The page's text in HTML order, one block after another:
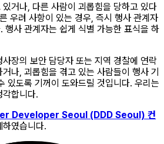
거나, 다른 사람이 괴롭힘을 당하고 있다
우려 사항이 있는 경우, 즉시 행사 관계자
행사 관계자는 쉽게 식별 가능한 표식을 하
장의 보안 담당자 또는 지역 경찰에 연락
나, 괴롭힘을 겪고 있는 사람들이 행사 기
있도록 기꺼이 도와드릴 것입니다. 우리는
합니다.
Developer Seoul (DDD Seoul) 컨
하였습니다.